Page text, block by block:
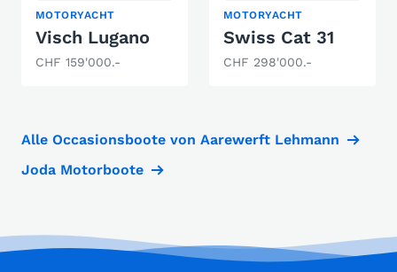
MOTORYACHT
Visch Lugano
CHF 159'000.-
MOTORYACHT
Swiss Cat 31
CHF 298'000.-
Alle Occasionsboote von Aarewerft Lehmann
Joda Motorboote